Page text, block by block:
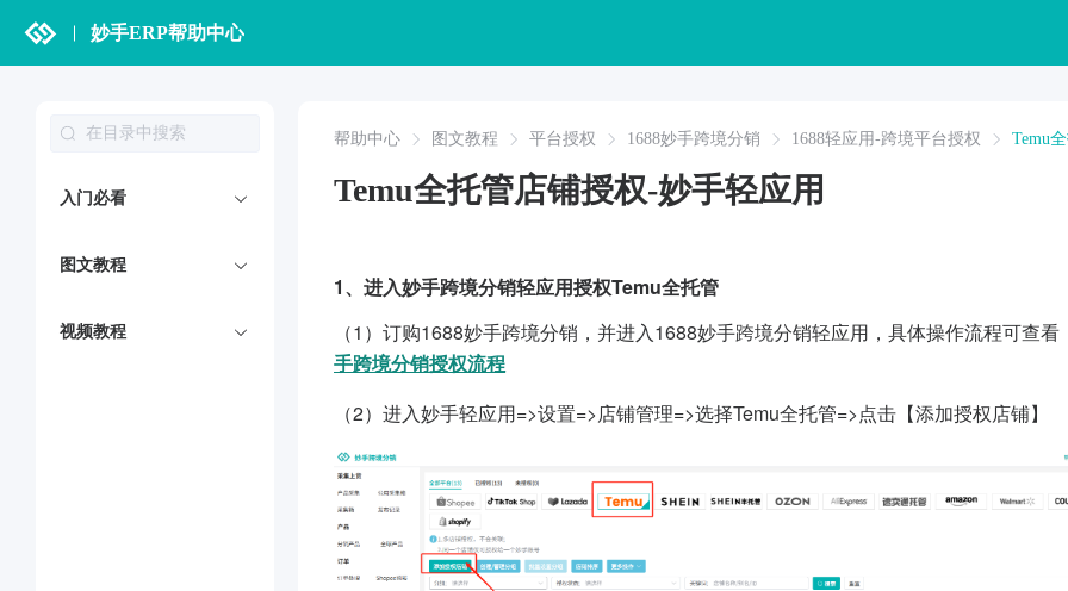
妙手ERP帮助中心
入门必看
图文教程
视频教程
帮助中心 图文教程 平台授权 1688妙手跨境分销 1688轻应用-跨境平台授权 Temu
Temu全托管店铺授权-妙手轻应用
1、进入妙手跨境分销轻应用授权Temu全托管
（1）订购1688妙手跨境分销，并进入1688妙手跨境分销轻应用，具体操作流程可查看
手跨境分销授权流程
（2）进入妙手轻应用=>设置=>店铺管理=>选择Temu全托管=>点击【添加授权店铺】